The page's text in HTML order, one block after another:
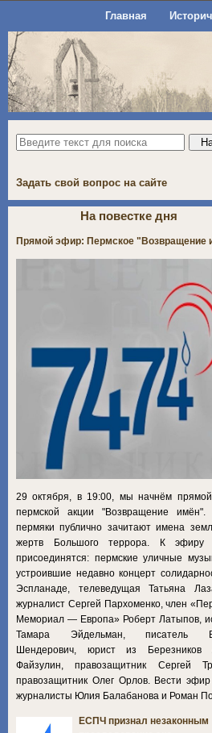
Главная
Задать свой вопрос на сайте
На повестке дня
Прямой эфир: Пермское "Возвращение
29 октября, в 19:00, мы начнём
пермской акции "Возвращение имён".
пермяки публично зачитают имена
жертв Большого террора. К эфиру
присоединятся: пермские уличные
устроившие недавно концерт
Эспланаде, телеведущая Татьяна
журналист Сергей Пархоменко, член
Мемориал — Европа» Роберт Латыпов,
Тамара Эйдельман, писатель
Шендерович, юрист из Березников
Файзулин, правозащитник Сергей
правозащитник Олег Орлов. Вести эфир
журналисты Юлия Балабанова и Роман
ЕСПЧ признал незаконным